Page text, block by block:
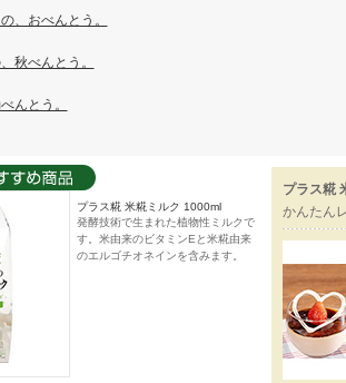
、おべんとう。
秋べんとう。
んとう。
プラス糀 米糀ミルク 1000ml
発酵技術で生まれた植物性ミルクで
す。米由来のビタミンEと米糀由来
のエルゴチオネインを含みます。
プラス糀
かんたん